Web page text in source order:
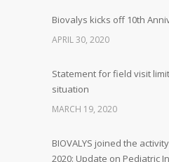
Biovalys kicks off 10th
APRIL 30, 2020
Statement for field visit
situation
MARCH 19, 2020
BIOVALYS joined the
2020: Update on Pediatric